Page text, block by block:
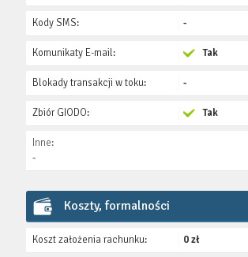
Kody SMS: -
Komunikaty E-mail: Tak
Blokady transakcji w toku: -
Zbiór GIODO: Tak
Inne:
-
Koszty, formalności
Koszt założenia rachunku: 0 zł